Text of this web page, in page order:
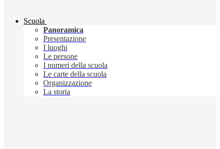
Scuola
Panoramica
Presentazione
I luoghi
Le persone
I numeri della scuola
Le carte della scuola
Organizzazione
La storia